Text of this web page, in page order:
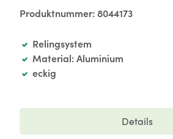
Produktnummer:8044173
Relingsystem
Material: Aluminium
eckig
Details